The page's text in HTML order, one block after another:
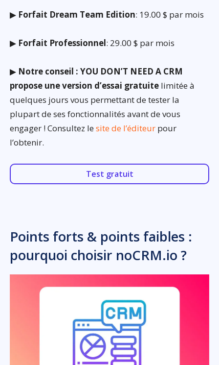
▶ Forfait Dream Team Edition: 19.00 $ par mois
▶ Forfait Professionnel: 29.00 $ par mois
▶ Notre conseil : YOU DON’T NEED A CRM
propose une version d’essai gratuite limitée à
quelques jours vous permettant de tester la
plupart de ses fonctionnalités avant de vous
engager ! Consultez lesite de l’éditeur pour
l’obtenir.
Test gratuit
Points forts & points faibles :
pourquoi choisir noCRM.io ?